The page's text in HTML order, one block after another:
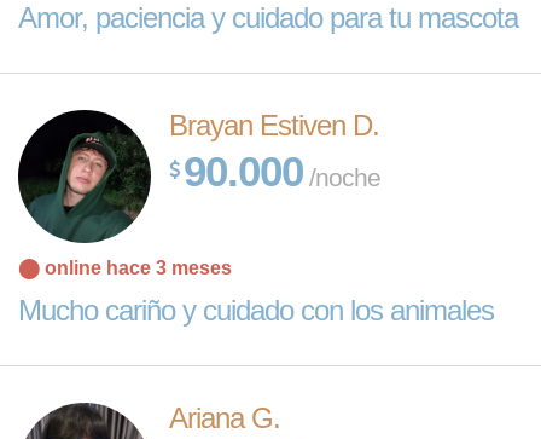
Amor, paciencia y cuidado para tu mascota
Brayan Estiven D.
90.000 /noche
⬤ online hace 3 meses
Mucho cariño y cuidado con los animales
Ariana G.